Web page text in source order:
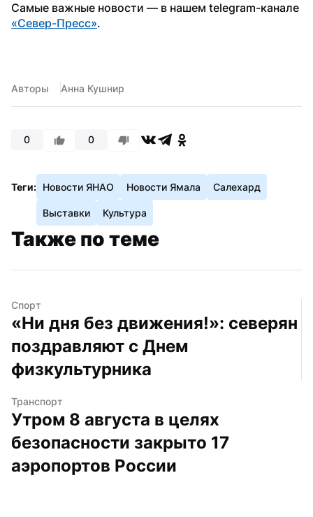
«Север-Пресс».
Авторы Анна Кушнир
0 0
Теги: Новости ЯНАО Новости Ямала Салехард
Выставки Культура
Также по теме
Спорт
«Ни дня без движения!»: северян
поздравляют с Днем
физкультурника
Транспорт
Утром 8 августа в целях
безопасности закрыто 17
аэропортов России